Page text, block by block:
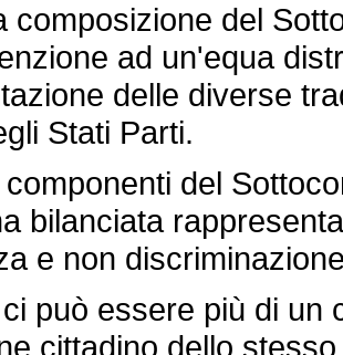
del
ad un'equa
delle diverse
Stati Parti.
del
bilanciata
e non
può essere più di un
cittadino dello